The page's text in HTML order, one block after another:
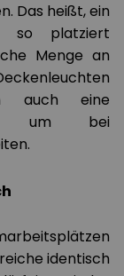
Das heißt, ein
so platziert
Menge an
auch eine
um bei
identisch